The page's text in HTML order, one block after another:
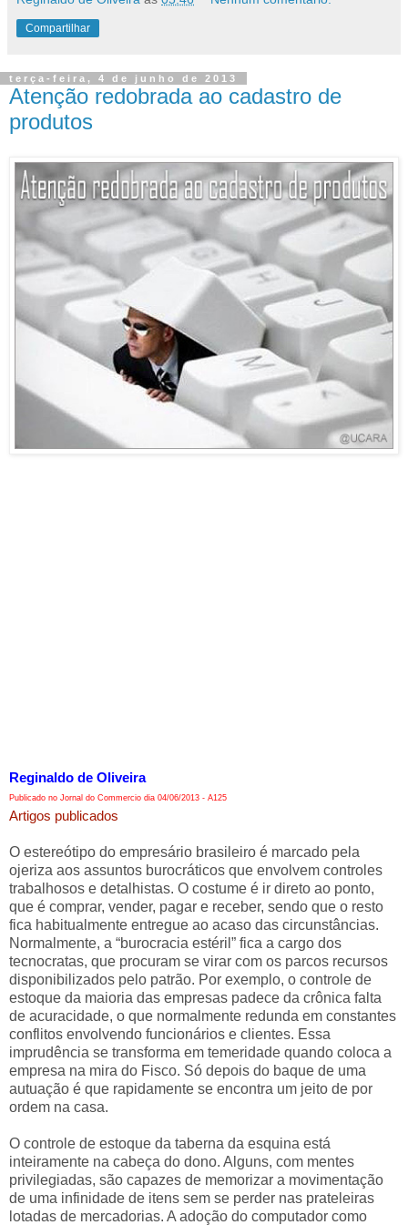
Compartilhar
terça-feira, 4 de junho de 2013
Atenção redobrada ao cadastro de
produtos
Reginaldo de Oliveira
Publicado no Jornal do Commercio dia 04/06/2013 - A125
Artigos publicados
O estereótipo do empresário brasileiro é marcado pela
ojeriza aos assuntos burocráticos que envolvem controles
trabalhosos e detalhistas. O costume é ir direto ao ponto,
que é comprar, vender, pagar e receber, sendo que o resto
fica habitualmente entregue ao acaso das circunstâncias.
Normalmente, a “burocracia estéril” fica a cargo dos
tecnocratas, que procuram se virar com os parcos recursos
disponibilizados pelo patrão. Por exemplo, o controle de
estoque da maioria das empresas padece da crônica falta
de acuracidade, o que normalmente redunda em constantes
conflitos envolvendo funcionários e clientes. Essa
imprudência se transforma em temeridade quando coloca a
empresa na mira do Fisco. Só depois do baque de uma
autuação é que rapidamente se encontra um jeito de por
ordem na casa.
O controle de estoque da taberna da esquina está
inteiramente na cabeça do dono. Alguns, com mentes
privilegiadas, são capazes de memorizar a movimentação
de uma infinidade de itens sem se perder nas prateleiras
lotadas de mercadorias. A adoção do computador como